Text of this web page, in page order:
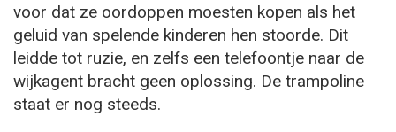
voor dat ze oordoppen moesten kopen als het
geluid van spelende kinderen hen stoorde. Dit
leidde tot ruzie, en zelfs een telefoontje naar de
wijkagent bracht geen oplossing. De trampoline
staat er nog steeds.